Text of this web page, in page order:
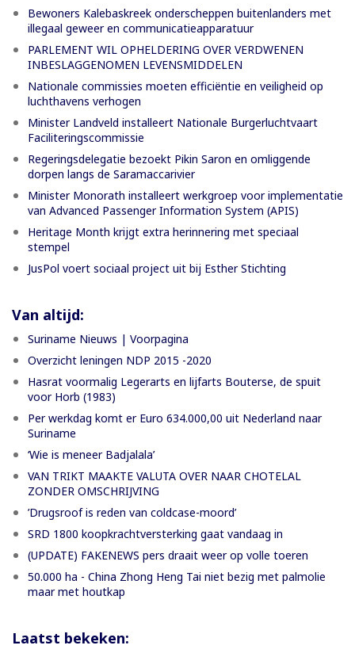
Bewoners Kalebaskreek onderscheppen buitenlanders met
illegaal geweer en communicatieapparatuur
PARLEMENT WIL OPHELDERING OVER VERDWENEN
INBESLAGGENOMEN LEVENSMIDDELEN
Nationale commissies moeten efficiëntie en veiligheid op
luchthavens verhogen
Minister Landveld installeert Nationale Burgerluchtvaart
Faciliteringscommissie
Regeringsdelegatie bezoekt Pikin Saron en omliggende
dorpen langs de Saramaccarivier
Minister Monorath installeert werkgroep voor implementatie
van Advanced Passenger Information System (APIS)
Heritage Month krijgt extra herinnering met speciaal
stempel
JusPol voert sociaal project uit bij Esther Stichting
Van altijd:
Suriname Nieuws | Voorpagina
Overzicht leningen NDP 2015 -2020
Hasrat voormalig Legerarts en lijfarts Bouterse, de spuit
voor Horb (1983)
Per werkdag komt er Euro 634.000,00 uit Nederland naar
Suriname
‘Wie is meneer Badjalala’
VAN TRIKT MAAKTE VALUTA OVER NAAR CHOTELAL
ZONDER OMSCHRIJVING
’Drugsroof is reden van coldcase-moord’
SRD 1800 koopkrachtversterking gaat vandaag in
(UPDATE) FAKENEWS pers draait weer op volle toeren
50.000 ha - China Zhong Heng Tai niet bezig met palmolie
maar met houtkap
Laatst bekeken: